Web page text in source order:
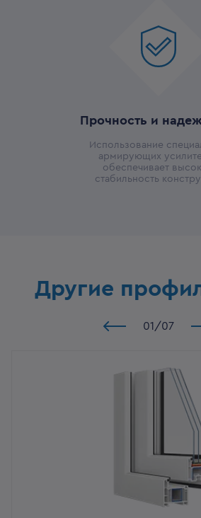
Прочность и
Использование
армирующих
обеспечивает
стабильность
Другие
01 /07